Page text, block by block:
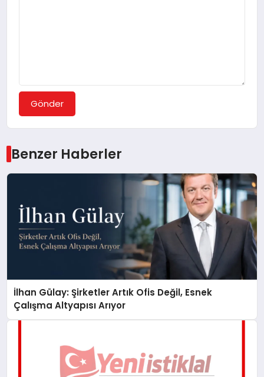
Gönder
Benzer Haberler
İlhan Gülay: Şirketler Artık Ofis Değil, Esnek
Çalışma Altyapısı Arıyor